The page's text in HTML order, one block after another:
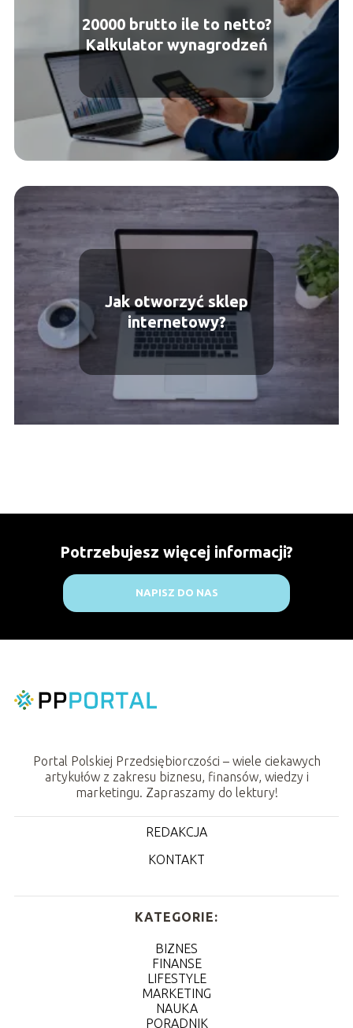
20000 brutto ile to netto?
Kalkulator wynagrodzeń
Jak otworzyć sklep
internetowy?
Potrzebujesz więcej informacji?
NAPISZ DO NAS
Portal Polskiej Przedsiębiorczości – wiele ciekawych
artykułów z zakresu biznesu, finansów, wiedzy i
marketingu. Zapraszamy do lektury!
REDAKCJA
KONTAKT
KATEGORIE:
BIZNES
FINANSE
LIFESTYLE
MARKETING
NAUKA
PORADNIK